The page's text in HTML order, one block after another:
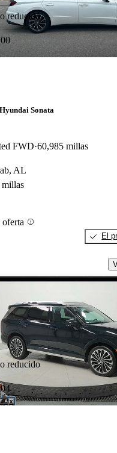
reducido
Sonata
FWD 60,985 millas
AL
millas
El
Aviso
reducido